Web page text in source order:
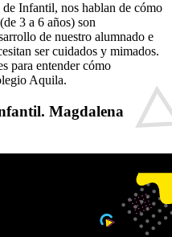
Infantil, nos hablan de cómo
3 a 6 años) son
de nuestro alumnado e
ser cuidados y mimados.
para entender cómo
Aquila.
Magdalena